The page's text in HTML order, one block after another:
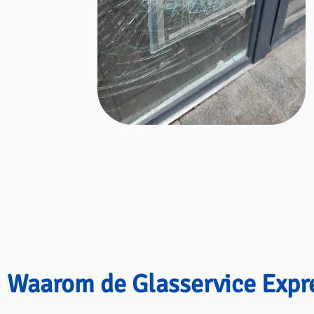
Waarom de Glasservice